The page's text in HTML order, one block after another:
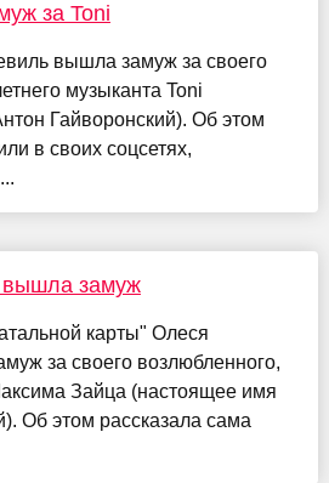
за Toni
вышла замуж за своего
музыканта Toni
Гайворонский). Об этом
в своих соцсетях,
замуж
карты" Олеся
за своего возлюбленного,
Зайца (настоящее имя
Об этом рассказала сама